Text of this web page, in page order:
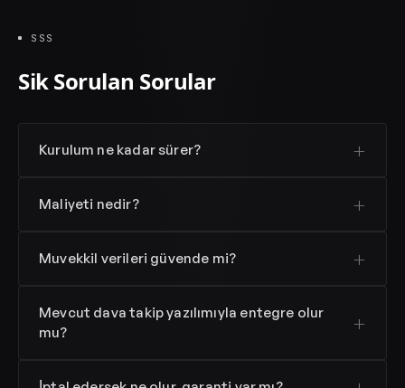
SSS
Sik Sorulan Sorular
Kurulum ne kadar sürer?
Maliyeti nedir?
Muvekkil verileri güvende mi?
Mevcut dava takip yazılımıyla entegre olur
mu?